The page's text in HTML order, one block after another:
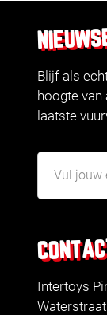
Intertoys
Blijf als
hoogte van
laatste